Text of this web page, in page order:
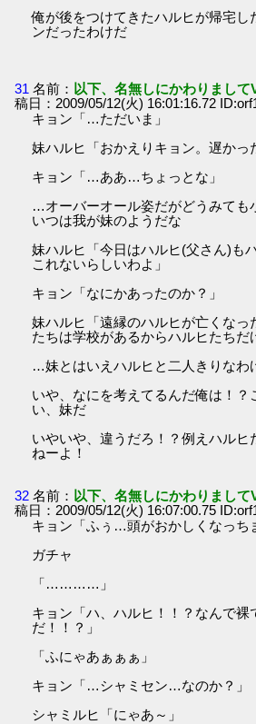
俺が後をつけてきたハルヒが帰宅し
ンだったわけだ
31 名前： 以下、名無しにかわりまし
稿日：2009/05/12(火) 16:01:16.72
キョン「…ただいま」
妹ハルヒ「おかえりキョン。遅かっ
キョン「…ああ…ちょっとな」
…オーバーオール姿だがどうみても
いつは我が妹のようだな
妹ハルヒ「今日はハルヒ(父さん)も
これないらしいわよ」
キョン「なにかあったのか？」
妹ハルヒ「遠縁のハルヒが亡くなっ
たちは学校があるからハルヒたちだ
…妹とはいえハルヒと二人きりなわ
いや、なにを考えてるんだ俺は！？
い、妹だ
いやいや、違うだろ！？例えハルヒ
ねーよ！
32 名前： 以下、名無しにかわりまし
稿日：2009/05/12(火) 16:07:00.75
キョン「ふぅ…頭がおかしくなっち
ガチャ
「…………」
キョン「ハ、ハルヒ！！？なんで裸
だ！！？」
「ふにゃあぁぁぁ」
キョン「…シャミセン…なのか？」
シャミルヒ「にゃあ～」